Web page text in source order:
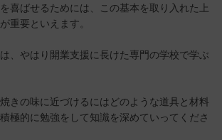
喜ばせるためには、この基本を取り入れた上
重要といえます。
、やはり開業支援に長けた専門の学校で学ぶ
きの味に近づけるにはどのような道具と材料
極的に勉強をして知識を深めていってくださ